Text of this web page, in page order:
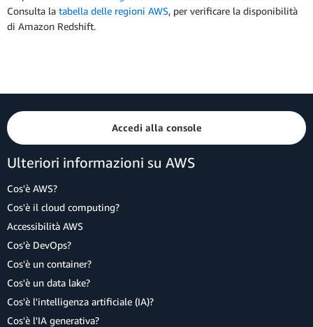
Consulta la tabella delle regioni AWS, per verificare la disponibilità
di Amazon Redshift.
Accedi alla console
Ulteriori informazioni su AWS
Cos'è AWS?
Cos'è il cloud computing?
Accessibilità AWS
Cos'è DevOps?
Cos'è un container?
Cos'è un data lake?
Cos'è l'intelligenza artificiale (IA)?
Cos'è l'IA generativa?